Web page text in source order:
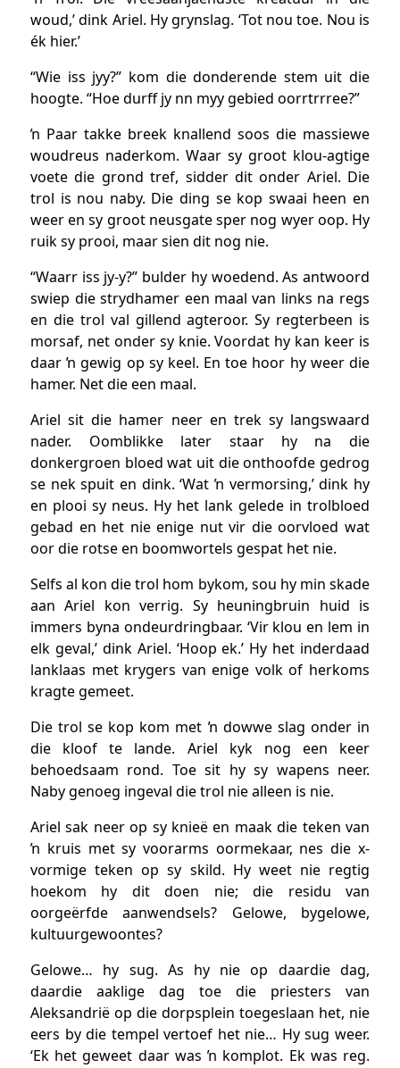
woud,’ dink Ariel. Hy grynslag. ‘Tot nou toe. Nou is
ék hier.’
“Wie iss jyy?” kom die donderende stem uit die
hoogte. “Hoe durff jy nn myy gebied oorrtrrree?”
ŉ Paar takke breek knallend soos die massiewe
woudreus naderkom. Waar sy groot klou-agtige
voete die grond tref, sidder dit onder Ariel. Die
trol is nou naby. Die ding se kop swaai heen en
weer en sy groot neusgate sper nog wyer oop. Hy
ruik sy prooi, maar sien dit nog nie.
“Waarr iss jy-y?” bulder hy woedend. As antwoord
swiep die strydhamer een maal van links na regs
en die trol val gillend agteroor. Sy regterbeen is
morsaf, net onder sy knie. Voordat hy kan keer is
daar ŉ gewig op sy keel. En toe hoor hy weer die
hamer. Net die een maal.
Ariel sit die hamer neer en trek sy langswaard
nader. Oomblikke later staar hy na die
donkergroen bloed wat uit die onthoofde gedrog
se nek spuit en dink. ‘Wat ŉ vermorsing,’ dink hy
en plooi sy neus. Hy het lank gelede in trolbloed
gebad en het nie enige nut vir die oorvloed wat
oor die rotse en boomwortels gespat het nie.
Selfs al kon die trol hom bykom, sou hy min skade
aan Ariel kon verrig. Sy heuningbruin huid is
immers byna ondeurdringbaar. ‘Vir klou en lem in
elk geval,’ dink Ariel. ‘Hoop ek.’ Hy het inderdaad
lanklaas met krygers van enige volk of herkoms
kragte gemeet.
Die trol se kop kom met ŉ dowwe slag onder in
die kloof te lande. Ariel kyk nog een keer
behoedsaam rond. Toe sit hy sy wapens neer.
Naby genoeg ingeval die trol nie alleen is nie.
Ariel sak neer op sy knieë en maak die teken van
ŉ kruis met sy voorarms oormekaar, nes die x-
vormige teken op sy skild. Hy weet nie regtig
hoekom hy dit doen nie; die residu van
oorgeërfde aanwendsels? Gelowe, bygelowe,
kultuurgewoontes?
Gelowe… hy sug. As hy nie op daardie dag,
daardie aaklige dag toe die priesters van
Aleksandrië op die dorpsplein toegeslaan het, nie
eers by die tempel vertoef het nie… Hy sug weer.
‘Ek het geweet daar was ŉ komplot. Ek was reg.